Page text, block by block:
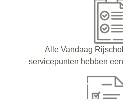
Alle Vandaag
servicepunten hebben